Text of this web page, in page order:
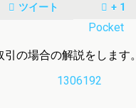
ツイート + 1
Pocket
の場合の解説をします。